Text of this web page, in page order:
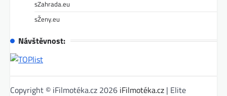
sZahrada.eu
sŽeny.eu
Návštěvnost:
Copyright © iFilmotéka.cz 2026 iFilmotéka.cz | Elite